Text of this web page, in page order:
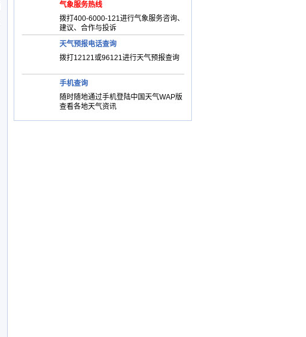
气象服务热线
拨打400-6000-121进行气象服务咨询、
建议、合作与投诉
天气预报电话查询
拨打12121或96121进行天气预报查询
手机查询
随时随地通过手机登陆中国天气WAP版
查看各地天气资讯